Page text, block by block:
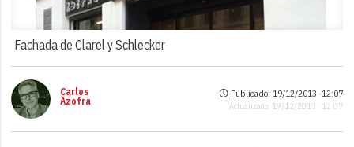
Fachada de Clarel y Schlecker
Carlos
Azofra
Publicado: 19/12/2013 ·12:07
Actualizado: 19/12/2013 · 12:07